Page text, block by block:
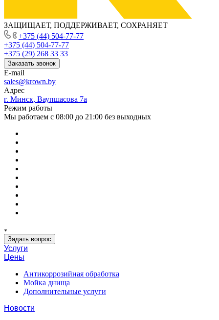
ЗАЩИЩАЕТ, ПОДДЕРЖИВАЕТ, СОХРАНЯЕТ
+375 (44) 504-77-77
+375 (44) 504-77-77
+375 (29) 268 33 33
Заказать звонок
E-mail
sales@krown.by
Адрес
г. Минск, Ваупшасова 7а
Режим работы
Мы работаем с 08:00 до 21:00 без выходных
Задать вопрос
Услуги
Цены
Антикоррозийная обработка
Мойка днища
Дополнительные услуги
Новости